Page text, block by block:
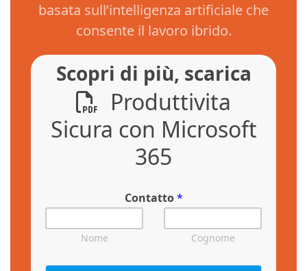
basata sull’intelligenza artificiale che
consente il lavoro ibrido.
Scopri di più, scarica
Produttivita
Sicura con Microsoft
365
Contatto*
Nome Cognome